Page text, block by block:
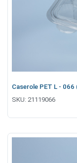
Caserole PET L -
SKU: 21119066